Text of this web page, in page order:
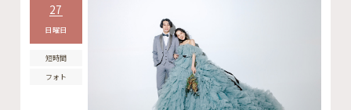
27
日曜日
短時間
フォト